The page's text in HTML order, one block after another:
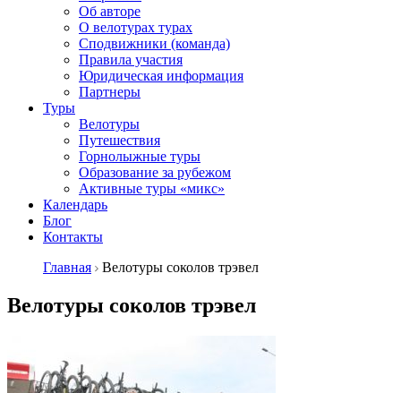
Об авторе
О велотурах турах
Сподвижники (команда)
Правила участия
Юридическая информация
Партнеры
Туры
Велотуры
Путешествия
Горнолыжные туры
Образование за рубежом
Активные туры «микс»
Календарь
Блог
Контакты
Главная
Велотуры соколов трэвел
Велотуры соколов трэвел